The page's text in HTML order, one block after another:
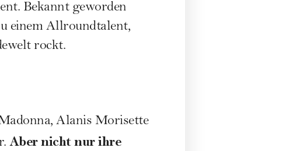
Bekannt geworden
einem Allroundtalent,
rockt.
, Alanis Morisette
Aber nicht nur ihre